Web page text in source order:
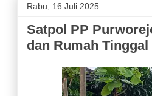
Rabu, 16 Juli 2025
Satpol PP
dan Rumah Tinggal